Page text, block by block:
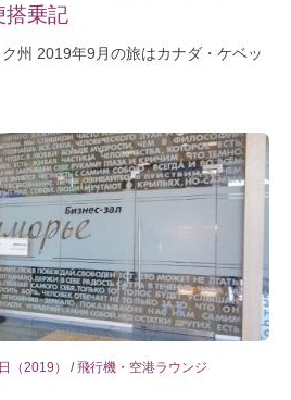
乗記
州 2019年9月の旅はカナダ・ケベッ
（2019） /飛行機・空港ラウンジ